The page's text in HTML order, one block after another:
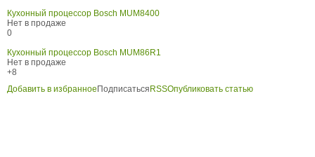
Кухонный процессор Bosch MUM8400
Нет в продаже
0
Кухонный процессор Bosch MUM86R1
Нет в продаже
+8
Добавить в избранное Подписаться RSSОпубликовать статью